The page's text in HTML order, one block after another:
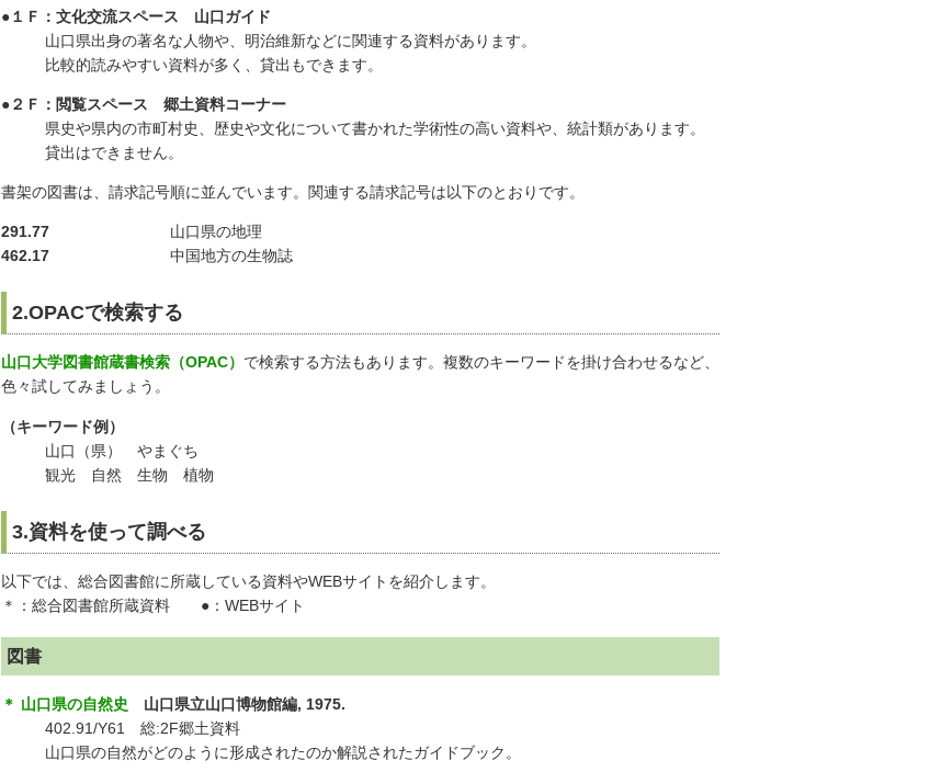
●１Ｆ：文化交流スペース 山口ガイド
山口県出身の著名な人物や、明治維新などに関連する資料があります。
比較的読みやすい資料が多く、貸出もできます。
●２Ｆ：閲覧スペース 郷土資料コーナー
県史や県内の市町村史、歴史や文化について書かれた学術性の高い資料や、統計類があります。
貸出はできません。
書架の図書は、請求記号順に並んでいます。関連する請求記号は以下のとおりです。
291.77
山口県の地理
462.17
中国地方の生物誌
2.OPACで検索する
山口大学図書館蔵書検索（OPAC） で検索する方法もあります。複数のキーワードを掛け合わせるなど、
色々試してみましょう。
（キーワード例）
山口（県） やまぐち
観光 自然 生物 植物
3.資料を使って調べる
以下では、総合図書館に所蔵している資料やWEBサイトを紹介します。
＊：総合図書館所蔵資料 ●：WEBサイト
図書
＊ 山口県の自然史 山口県立山口博物館編, 1975.
402.91/Y61 総:2F郷土資料
山口県の自然がどのように形成されたのか解説されたガイドブック。